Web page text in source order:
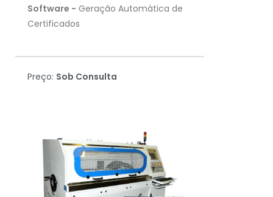
Software - Geração Automática de
Certificados
Preço: Sob Consulta